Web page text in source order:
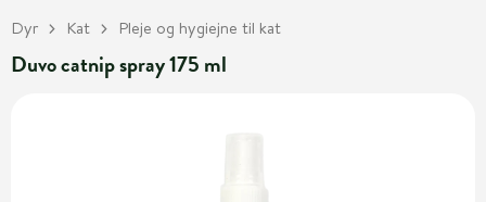
Dyr Kat Pleje og hygiejne til kat
Duvo catnip spray 175 ml